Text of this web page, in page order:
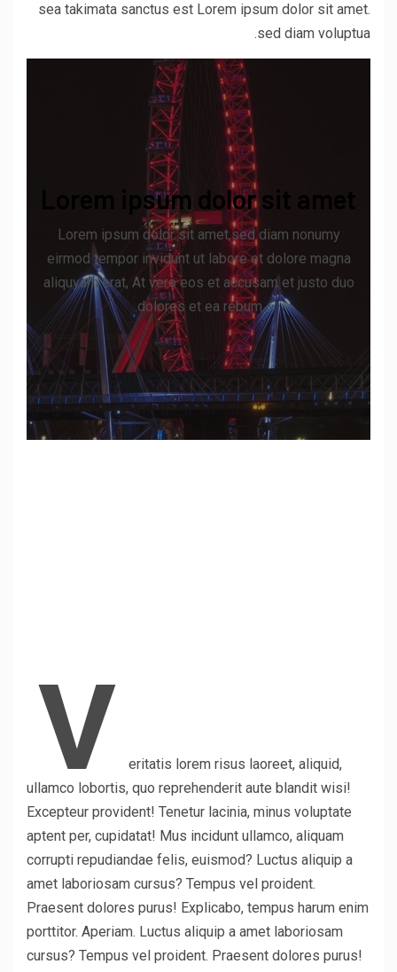
sea takimata sanctus est Lorem ipsum dolor sit amet.
sed diam voluptua.
Lorem ipsum dolor sit amet
Lorem ipsum dolor sit amet,sed diam nonumy
eirmod tempor invidunt ut labore et dolore magna
aliquyam erat, At vero eos et accusam et justo duo
dolores et ea rebum.
V
eritatis lorem risus laoreet, aliquid,
ullamco lobortis, quo reprehenderit aute blandit wisi!
Excepteur provident! Tenetur lacinia, minus voluptate
aptent per, cupidatat! Mus incidunt ullamco, aliquam
corrupti repudiandae felis, euismod? Luctus aliquip a
amet laboriosam cursus? Tempus vel proident.
Praesent dolores purus! Explicabo, tempus harum enim
porttitor. Aperiam. Luctus aliquip a amet laboriosam
cursus? Tempus vel proident. Praesent dolores purus!